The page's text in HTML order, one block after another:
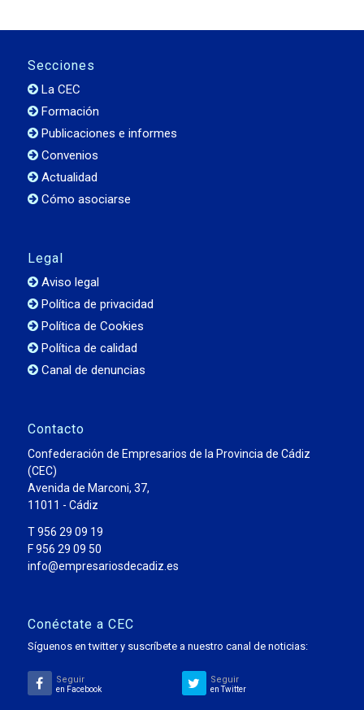
Secciones
La CEC
Formación
Publicaciones e informes
Convenios
Actualidad
Cómo asociarse
Legal
Aviso legal
Política de privacidad
Política de Cookies
Política de calidad
Canal de denuncias
Contacto
Confederación de Empresarios de la Provincia de Cádiz
(CEC)
Avenida de Marconi, 37,
11011 - Cádiz
T 956 29 09 19
F 956 29 09 50
info@empresariosdecadiz.es
Conéctate a CEC
Síguenos en twitter y suscríbete a nuestro canal de noticias:
Seguir
en Facebook
Seguir
en Twitter